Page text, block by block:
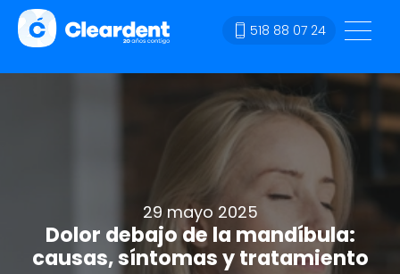
518 88 07 24
29 mayo 2025
Dolor debajo de la mandíbula:
causas, síntomas y tratamiento